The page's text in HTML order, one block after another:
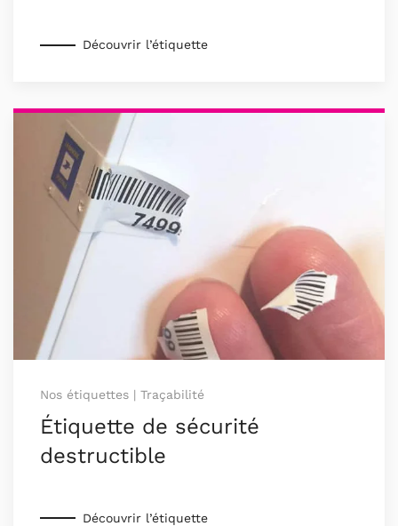
Découvrir l’étiquette
Nos étiquettes | Traçabilité
Étiquette de sécurité
destructible
Découvrir l’étiquette